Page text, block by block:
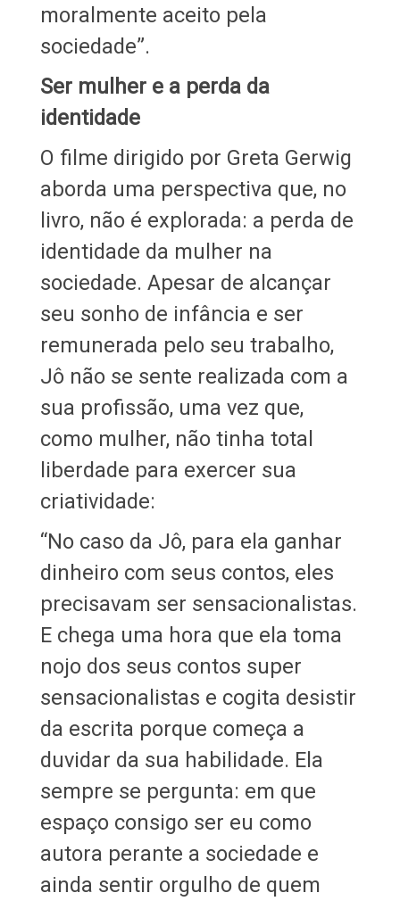
moralmente aceito pela
sociedade”.
Ser mulher e a perda da
identidade
O filme dirigido por Greta Gerwig
aborda uma perspectiva que, no
livro, não é explorada: a perda de
identidade da mulher na
sociedade. Apesar de alcançar
seu sonho de infância e ser
remunerada pelo seu trabalho,
Jô não se sente realizada com a
sua profissão, uma vez que,
como mulher, não tinha total
liberdade para exercer sua
criatividade:
“No caso da Jô, para ela ganhar
dinheiro com seus contos, eles
precisavam ser sensacionalistas.
E chega uma hora que ela toma
nojo dos seus contos super
sensacionalistas e cogita desistir
da escrita porque começa a
duvidar da sua habilidade. Ela
sempre se pergunta: em que
espaço consigo ser eu como
autora perante a sociedade e
ainda sentir orgulho de quem